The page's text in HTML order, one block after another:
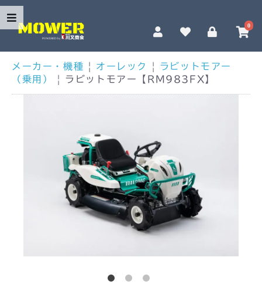
0
メーカー・機種 | オーレック | ラビットモアー
（乗用）
| ラビットモアー【RM983FX】